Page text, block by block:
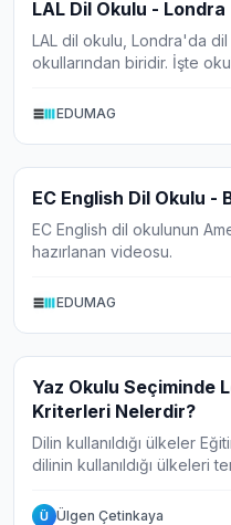
LAL Dil Okulu - Londra
LAL dil okulu, Londra'da
okullarından biridir. İşte
EDUMAG
Video
EC English Dil Okulu -
EC English dil okulunun
hazırlanan videosu.
EDUMAG
Makale
Yaz Okulu Seçiminde
Kriterleri Nelerdir?
Dilin kullanıldığı ülkeler
dilinin kullanıldığı ülkeleri
Malta, Kanada,...
Ü Ülgen Çetinkaya